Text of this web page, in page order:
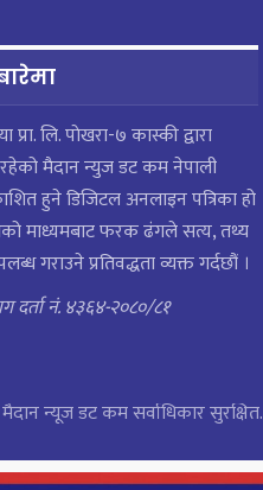
प्रा. लि. पाेखरा-७ कास्की द्वारा
मैदान न्युज डट कम नेपाली
हुने डिजिटल अनलाइन पत्रिका हो
माध्यमबाट फरक ढंगले सत्य, तथ्य
गराउने प्रतिवद्धता व्यक्त गर्दछौं ।
दर्ता नं. ४३६४-२०८०/८१
न्यूज डट कम सर्वाधिकार सुरक्षित.